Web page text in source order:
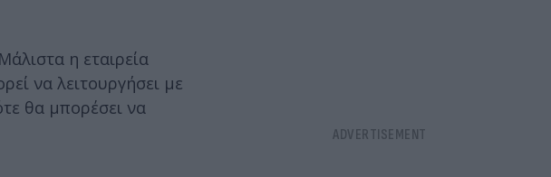
η εταιρεία
να λειτουργήσει με
θα μπορέσει να